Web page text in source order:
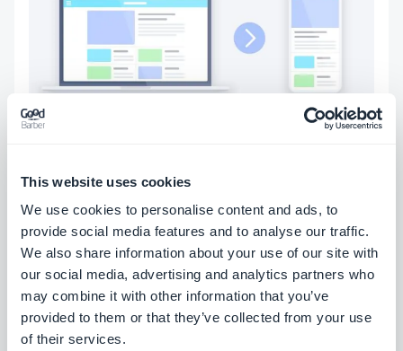
This website uses cookies
We use cookies to personalise content and ads, to
provide social media features and to analyse our traffic.
We also share information about your use of our site with
our social media, advertising and analytics partners who
may combine it with other information that you’ve
provided to them or that they’ve collected from your use
of their services.